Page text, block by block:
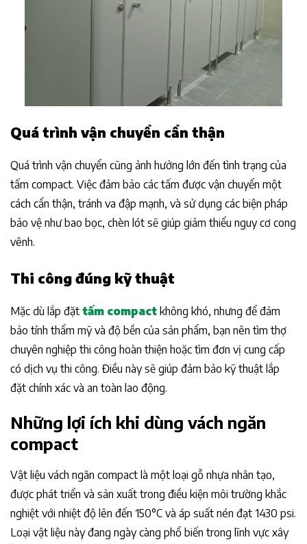
Quá trình vận chuyển cẩn thận
Quá trình vận chuyển cũng ảnh hưởng lớn đến tình trạng của
tấm compact. Việc đảm bảo các tấm được vận chuyển một
cách cẩn thận, tránh va đập mạnh, và sử dụng các biện pháp
bảo vệ như bao bọc, chèn lót sẽ giúp giảm thiểu nguy cơ cong
vênh.
Thi công đúng kỹ thuật
Mặc dù lắp đặt tấm compact không khó, nhưng để đảm
bảo tính thẩm mỹ và độ bền của sản phẩm, bạn nên tìm thợ
chuyên nghiệp thi công hoàn thiện hoặc tìm đơn vị cung cấp
có dịch vụ thi công. Điều này sẽ giúp đảm bảo kỹ thuật lắp
đặt chính xác và an toàn lao động.
Những lợi ích khi dùng vách ngăn
compact
Vật liệu vách ngăn compact là một loại gỗ nhựa nhân tạo,
được phát triển và sản xuất trong điều kiện môi trường khắc
nghiệt với nhiệt độ lên đến 150°C và áp suất nén đạt 1430 psi.
Loại vật liệu này đang ngày càng phổ biến trong lĩnh vực xây